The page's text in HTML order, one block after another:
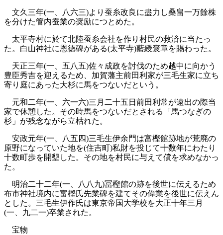
文久三年(一、八六三)より蚕糸改良に盡力し桑畠一万餘株
を分けた管内蚕業の奨励につとめた。
太平寺村に於て北陸蚕糸会社を作り村民の救済に当たっ
た。白山神社に恩徳碑がある(太平寺)藍綬褒章を賜わった。
天正三年(一、五八五)佐々成政を討伐のため越中に向かう
豊臣秀吉を迎えるため、加賀藩主前田利家が三毛生家に立ち
寄り庭にあった大杉に馬をつないだという。
元和二年(一、六一六)三月二十五日前田利常が遠出の際当
家で休憩した。その時馬をつないだとされる「馬つなぎの
杉」が残念ながら立枯れた。
安政元年(一、八五四)三毛生伊余門は富樫館跡地が荒廃の
原野になっていた地を(住吉町)私財を投じて十数年にわたり
十数町歩を開墾した。その地を村民に与えて償を求めなかっ
た。
明治二十二年(一、八八九)冨樫館の跡を後世に伝えるため
布市神社境内に富樫氏先業碑を建てその偉業を後世に伝えん
とした。三毛生伊作氏は東京帝国大学校を大正十年三月
(一、九二一)卒業された。
宝物